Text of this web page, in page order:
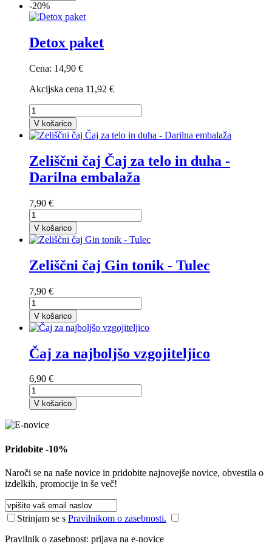
-20%
Detox paket
Cena: 14,90 €
Akcijska cena 11,92 €
V košarico
Zeliščni čaj Čaj za telo in duha -
Darilna embalaža
7,90 €
V košarico
Zeliščni čaj Gin tonik - Tulec
7,90 €
V košarico
Čaj za najboljšo vzgojiteljico
6,90 €
V košarico
Pridobite -10%
Naroči se na naše novice in pridobite najnovejše novice, obvestila o
izdelkih, promocije in še več!
Strinjam se s Pravilnikom o zasebnosti.
Pravilnik o zasebnost: prijava na e-novice